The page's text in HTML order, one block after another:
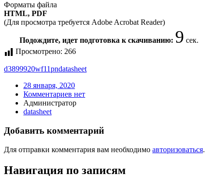
Форматы файла
HTML, PDF
(Для просмотра требуется Adobe Acrobat Reader)
Подождите, идет подготовка к скачиванию: 9 сек.
Просмотрено: 266
d3899920wf11pndatasheet
28 января, 2020
Комментариев нет
Администратор
datasheet
Добавить комментарий
Для отправки комментария вам необходимо авторизоваться.
Навигация по записям